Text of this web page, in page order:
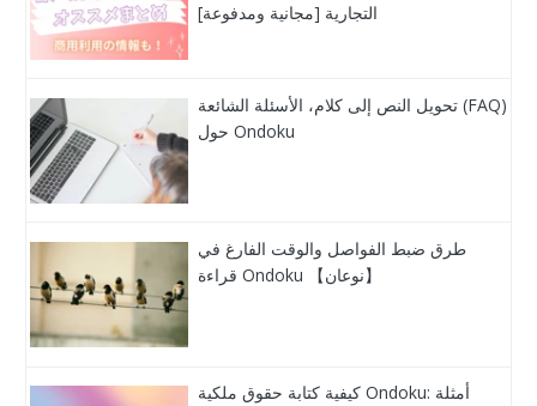
التجارية [مجانية ومدفوعة]
تحويل النص إلى كلام، الأسئلة الشائعة (FAQ)
حول Ondoku
طرق ضبط الفواصل والوقت الفارغ في
قراءة Ondoku 【نوعان】
كيفية كتابة حقوق ملكية Ondoku: أمثلة